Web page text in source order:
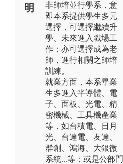
明
非師培並行學系，意
即本系提供學生多元
選擇，可選擇繼續升
學、未來進入職場工
作；亦可選擇成為老
師，進行相關之師培
訓練。
就業方面，本系畢業
生多進入半導體、電
子、面板、光電、精
密機械、工具機產業
等，如台積電、日月
光、台達電、友達、
群創、鴻海、大銀微
系統...等；或是公部門